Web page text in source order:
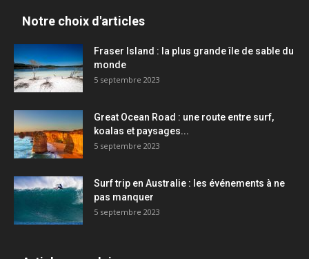
Notre choix d'articles
Fraser Island : la plus grande île de sable du
monde
5 septembre 2023
Great Ocean Road : une route entre surf,
koalas et paysages...
5 septembre 2023
Surf trip en Australie : les événements à ne
pas manquer
5 septembre 2023